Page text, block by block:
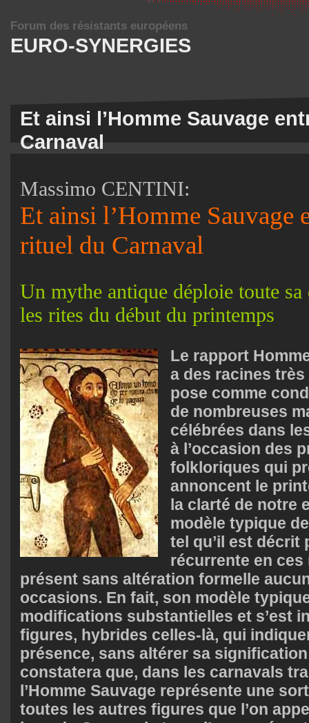
EURO-SYNERGIES
Forum des résistants européens
Et ainsi l’Homme Sauvage
Carnaval
Massimo CENTINI:
Et ainsi l’Homme Sauvage
rituel du Carnaval
Un mythe antique déploie toute sa
les rites du début du printemps
Le rapport
a des racines
pose comme
de nombreuses
célébrées dans
à l’occasion des
folkloriques qui
annoncent le
la clarté de notre
modèle typique
tel qu’il est décrit
récurrente en ces
présent sans altération formelle
occasions. En fait, son modèle
modifications substantielles et s’est
figures, hybrides celles-là, qui
présence, sans altérer sa
constatera que, dans les carnavals
l’Homme Sauvage représente une
toutes les autres figures que l’on